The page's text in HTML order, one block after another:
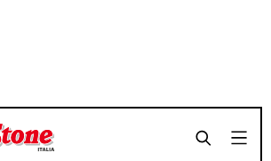
5 MINUTI SHARE
5 MINUTI SHARE